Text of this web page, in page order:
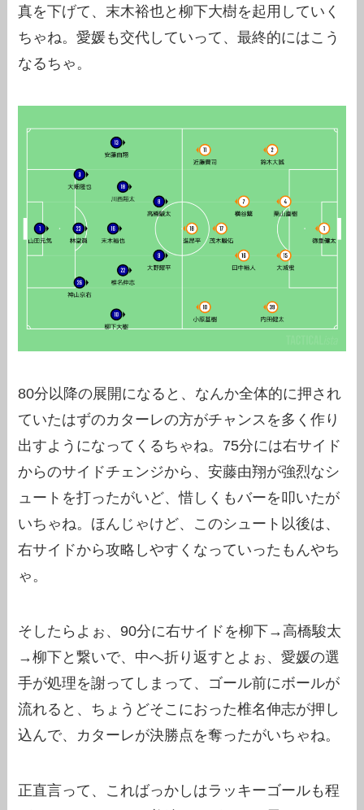
真を下げて、末木裕也と柳下大樹を起用していく
ちゃね。愛媛も交代していって、最終的にはこう
なるちゃ。
80分以降の展開になると、なんか全体的に押され
ていたはずのカターレの方がチャンスを多く作り
出すようになってくるちゃね。75分には右サイド
からのサイドチェンジから、安藤由翔が強烈なシ
ュートを打ったがいど、惜しくもバーを叩いたが
いちゃね。ほんじゃけど、このシュート以後は、
右サイドから攻略しやすくなっていったもんやち
ゃ。
そしたらよぉ、90分に右サイドを柳下→高橋駿太
→柳下と繋いで、中へ折り返すとよぉ、愛媛の選
手が処理を謝ってしまって、ゴール前にボールが
流れると、ちょうどそこにおった椎名伸志が押し
込んで、カターレが決勝点を奪ったがいちゃね。
正直言って、こればっかしはラッキーゴールも程